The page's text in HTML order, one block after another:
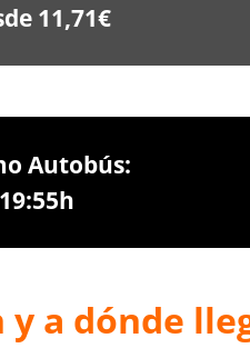
11,71€
Autobús:
19:55h
y a dónde